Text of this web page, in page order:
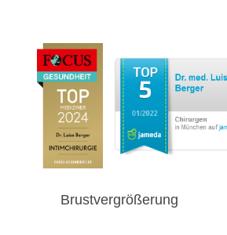
Brustvergrößerung